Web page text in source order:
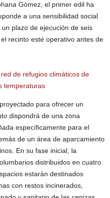
Gómez, el primer edil ha
a una sensibilidad social
plazo de ejecución de seis
recinto esté operativo antes de
de refugios climáticos de
temperaturas
para ofrecer un
dispondrá de una zona
específicamente para el
de un área de aparcamiento
En su fase inicial, la
distribuidos en cuatro
estarán destinados
con restos incinerados,